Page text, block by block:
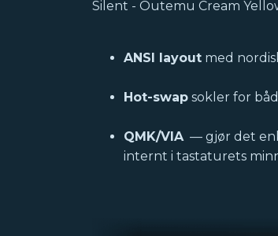
Silent - Outemu Cream
ANSI layout med
Hot-swap sokler for
QMK/VIA— gjør det
internt i tastaturets